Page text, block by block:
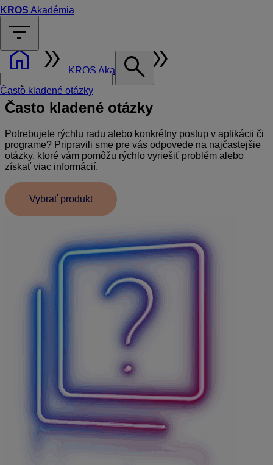
KROS Akadémia
filter_list
search
Často kladené otázky
homedouble_arrow KROS Akadémia double_arrow
Často kladené otázky
Potrebujete rýchlu radu alebo konkrétny postup v aplikácii či
programe? Pripravili sme pre vás odpovede na najčastejšie
otázky, ktoré vám pomôžu rýchlo vyriešiť problém alebo
získať viac informácií.
Vybrať produkt